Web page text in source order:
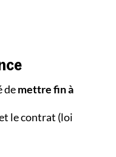
demettre fin à
le contrat (loi